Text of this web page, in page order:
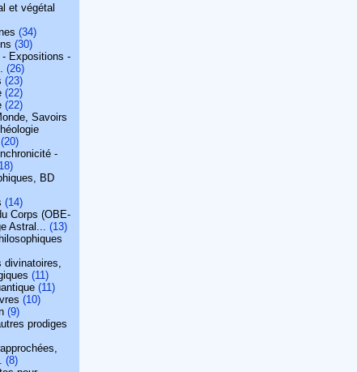
et végétal
(34)
(30)
- Expositions -
(26)
(23)
(22)
(22)
Savoirs
(20)
-
BD
(14)
Corps (OBE-
Astral... (13)
divinatoires,
(11)
(11)
(10)
(9)
prodiges
(8)